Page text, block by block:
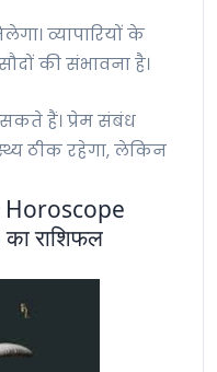
व्यापारियों के
की संभावना है।
सकते हैं। प्रेम संबंध
ठीक रहेगा, लेकिन
Horoscope
राशिफल